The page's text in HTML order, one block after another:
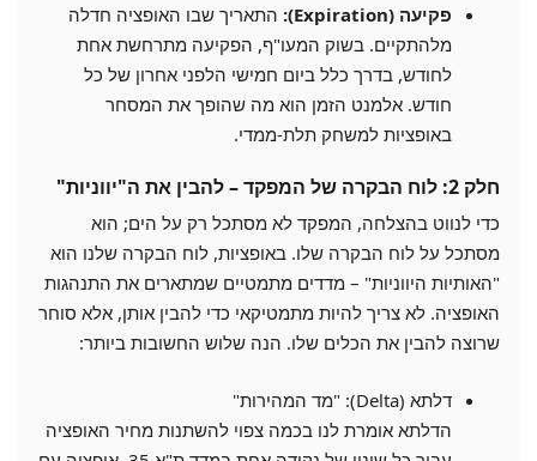
פקיעה (Expiration):
התאריך שבו האופציה חדלה
מלהתקיים. בשוק המעו"ף, הפקיעה מתרחשת אחת
לחודש, בדרך כלל ביום חמישי הלפני אחרון של כל
חודש. אלמנט הזמן הוא מה שהופך את המסחר
באופציות למשחק תלת-ממדי.
חלק 2: לוח הבקרה של המפקד – להבין את ה"יווניות"
כדי לנווט בהצלחה, המפקד לא מסתכל רק על הים; הוא
מסתכל על לוח הבקרה שלו. באופציות, לוח הבקרה שלנו הוא
"האותיות היווניות" – מדדים מתמטיים שמתארים את התנהגות
האופציה. לא צריך להיות מתמטיקאי כדי להבין אותן, אלא סוחר
שרוצה להבין את הכלים שלו. הנה שלוש החשובות ביותר:
דלתא (Delta): "מד המהירות"
הדלתא אומרת לנו בכמה צפוי להשתנות מחיר האופציה